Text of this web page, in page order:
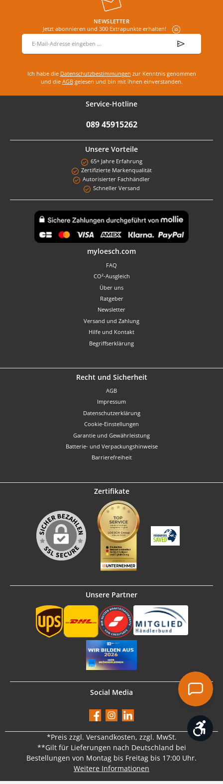
NEWSLETTER
Jetzt abonnieren und 300 Extrapunkte erhalten!
E-Mail-Adresse
Ich habe die Datenschutzbestimmungen zur Kenntnis genommen
und die AGBgelesen und bin mit ihnen einverstanden.
Service-Hotline
089 45915262
Unsere Vorteile
65+ Jahre Erfahrung
Zertifizierte Markenqualität
Autorisierter Fachhändler
Schneller Versand
myloesch.com
FAQ
CO²-Ausgleich
Über uns
Ratgeber
Newsletter
Versand und Zahlung
Hilfe und Kontakt
Begriffserklärung
Recht und Sicherheit
AGB
Impressum
Datenschutzerklärung
Cookie-Einstellungen
Garantie und Gewährleistung
Batterie- und Verpackungshinweise
Barrierefreiheit
Zertifikate
Unsere Partner
Social Media
FacebookInstagramLinkedIn
*Preis zzgl. Versandkosten, zzgl. MwSt.
**Gilt für Lieferungen nach Deutschland bei
Bestellungen von Montag bis Freitag bis 17:00 Uhr.
Weitere Informationen